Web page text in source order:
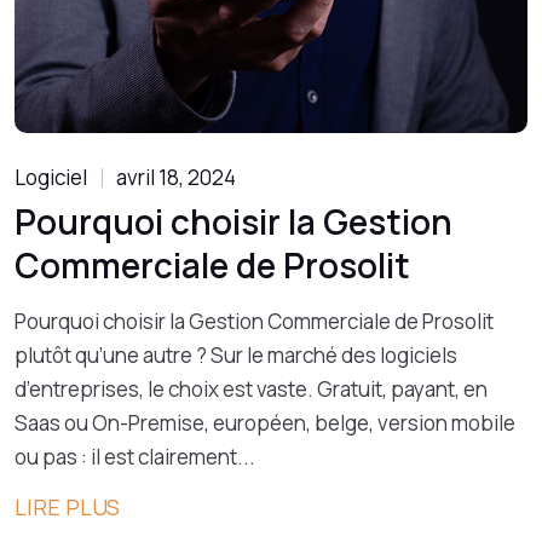
Logiciel avril 18, 2024
Pourquoi choisir la Gestion
Commerciale de Prosolit
Pourquoi choisir la Gestion Commerciale de Prosolit
plutôt qu’une autre ? Sur le marché des logiciels
d’entreprises, le choix est vaste. Gratuit, payant, en
Saas ou On-Premise, européen, belge, version mobile
ou pas : il est clairement...
LIRE PLUS